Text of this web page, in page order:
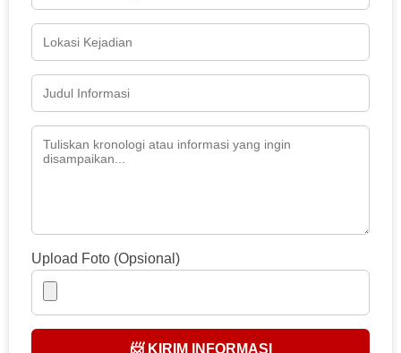
Upload Foto (Opsional)
📨 KIRIM INFORMASI